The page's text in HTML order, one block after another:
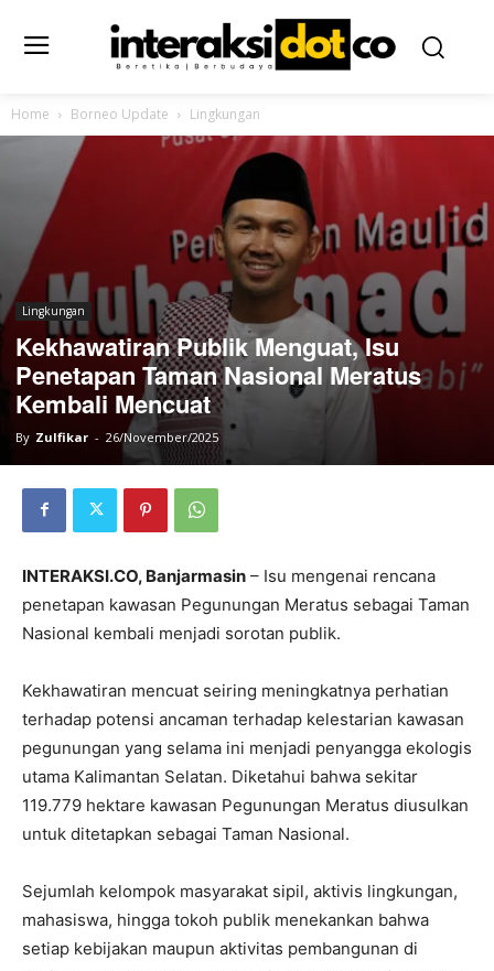
Home Borneo Update Lingkungan
Lingkungan
Kekhawatiran Publik Menguat, Isu
Penetapan Taman Nasional Meratus
Kembali Mencuat
By Zulfikar - 26/November/2025
INTERAKSI.CO, Banjarmasin – Isu mengenai rencana
penetapan kawasan Pegunungan Meratus sebagai Taman
Nasional kembali menjadi sorotan publik.
Kekhawatiran mencuat seiring meningkatnya perhatian
terhadap potensi ancaman terhadap kelestarian kawasan
pegunungan yang selama ini menjadi penyangga ekologis
utama Kalimantan Selatan. Diketahui bahwa sekitar
119.779 hektare kawasan Pegunungan Meratus diusulkan
untuk ditetapkan sebagai Taman Nasional.
Sejumlah kelompok masyarakat sipil, aktivis lingkungan,
mahasiswa, hingga tokoh publik menekankan bahwa
setiap kebijakan maupun aktivitas pembangunan di